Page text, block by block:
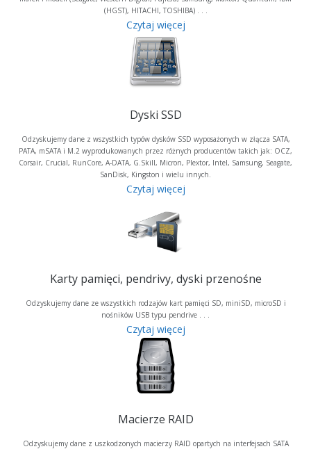
(HGST), HITACHI, TOSHIBA) . . .
Czytaj więcej
Dyski SSD
Odzyskujemy dane z wszystkich typów dysków SSD wyposażonych w złącza SATA,
PATA, mSATA i M.2 wyprodukowanych przez różnych producentów takich jak: OCZ,
Corsair, Crucial, RunCore, A-DATA, G.Skill, Micron, Plextor, Intel, Samsung, Seagate,
SanDisk, Kingston i wielu innych.
Czytaj więcej
Karty pamięci, pendrivy, dyski przenośne
Odzyskujemy dane ze wszystkich rodzajów kart pamięci SD, miniSD, microSD i
nośników USB typu pendrive . . .
Czytaj więcej
Macierze RAID
Odzyskujemy dane z uszkodzonych macierzy RAID opartych na interfejsach SATA